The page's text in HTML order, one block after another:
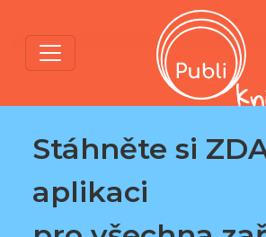
Stáhněte si
aplikaci